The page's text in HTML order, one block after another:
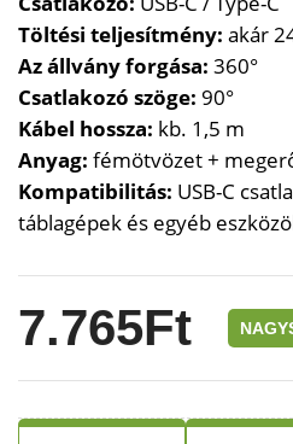
Töltési teljesítmény: akár
Azállványforgása: 360°
Csatlakozó szöge: 90°
Kábel hossza: kb. 1,5 m
Anyag: fémötvözet +
Kompatibilitás: USB-C
táblagépek és egyéb
7.765Ft